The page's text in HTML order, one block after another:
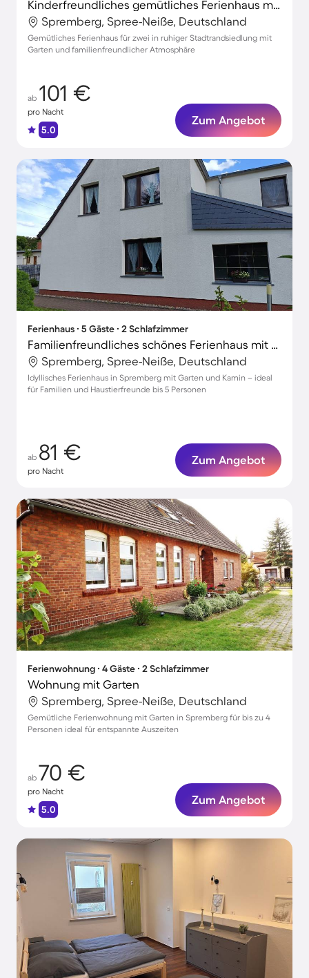
Kinderfreundliches gemütliches Ferienhaus mit Grill, Terrasse und Garten
Spremberg, Spree-Neiße, Deutschland
Gemütliches Ferienhaus für zwei in ruhiger Stadtrandsiedlung mit
Garten und familienfreundlicher Atmosphäre
ab 101 €
pro Nacht
5.0
Zum Angebot
Ferienhaus ∙ 5 Gäste ∙ 2 Schlafzimmer
Familienfreundliches schönes Ferienhaus mit Grill, Garten und Terrasse | Haustierfreundlich
Spremberg, Spree-Neiße, Deutschland
Idyllisches Ferienhaus in Spremberg mit Garten und Kamin – ideal
für Familien und Haustierfreunde bis 5 Personen
ab 81 €
pro Nacht
Zum Angebot
Ferienwohnung ∙ 4 Gäste ∙ 2 Schlafzimmer
Wohnung mit Garten
Spremberg, Spree-Neiße, Deutschland
Gemütliche Ferienwohnung mit Garten in Spremberg für bis zu 4
Personen ideal für entspannte Auszeiten
ab 70 €
pro Nacht
5.0
Zum Angebot